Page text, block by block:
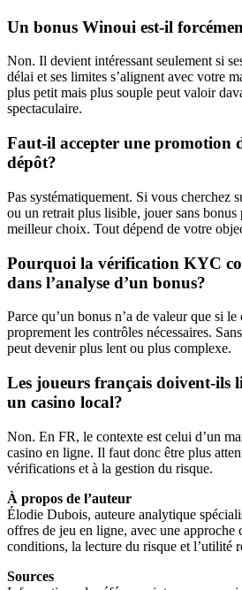
Un bonus Winoui est-il
Non. Il devient intéressant seulement si
délai et ses limites s’alignent avec votre
plus petit mais plus souple peut valoir
spectaculaire.
Faut-il accepter une promotion
dépôt?
Pas systématiquement. Si vous cherchez
ou un retrait plus lisible, jouer sans bonus
meilleur choix. Tout dépend de votre
Pourquoi la vérification KYC
dans l’analyse d’un bonus?
Parce qu’un bonus n’a de valeur que si
proprement les contrôles nécessaires.
peut devenir plus lent ou plus complexe.
Les joueurs français doivent-ils
un casino local?
Non. En FR, le contexte est celui d’un
casino en ligne. Il faut donc être plus
vérifications et à la gestion du risque.
À propos de l’auteur
Élodie Dubois, auteure analytique
offres de jeu en ligne, avec une approche
conditions, la lecture du risque et l’utilité
Sources